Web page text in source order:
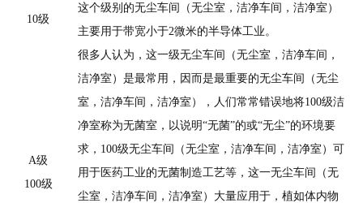
10级
这个级别的无尘车间（无尘室，洁净车间，洁净室）
主要用于带宽小于2微米的半导体工业。
A级
100级
很多人认为，这一级无尘车间（无尘室，洁净车间，
洁净室）是最常用，因而是最重要的无尘车间（无尘
室，洁净车间，洁净室），人们常常错误地将100级洁
净室称为无菌室，以说明“无菌”的或“无尘”的环境要
求，100级无尘车间（无尘室，洁净车间，洁净室）可
用于医药工业的无菌制造工艺等，这一无尘车间（无
尘室，洁净车间，洁净室）大量应用于，植如体内物